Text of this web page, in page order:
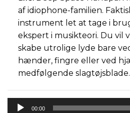
af idiophone-familien.
instrument let at tage i
ekspert i musikteori. Du vil
skabe utrolige lyde bare
hænder, fingre eller ved
medfølgende slagtøjsblade.
Lydafspiller
00:00